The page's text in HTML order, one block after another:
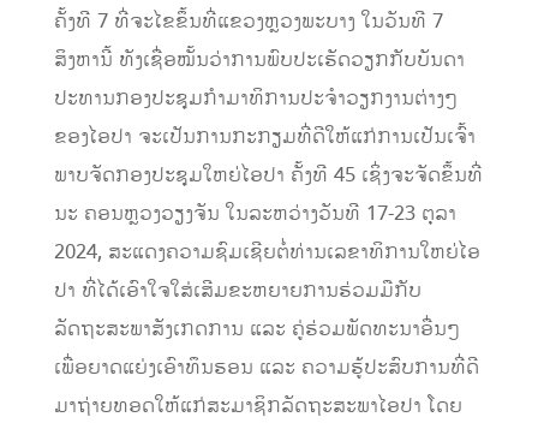
ຄັ້ງທີ 7 ທີ່ຈະໄຂຂຶ້ນທີ່ແຂວງຫຼວງພະບາງ ໃນວັນທີ 7
ສິງຫານີ້ ທັງເຊື່ອໝັ້ນວ່າການພົບປະເຮັດວຽກກັບບັນດາ
ປະທານກອງປະຊຸມກຳມາທິການປະຈຳວຽກງານຕ່າງໆ
ຂອງໄອປາ ຈະເປັນການກະກຽມທີ່ດີໃຫ້ແກ່ການເປັນເຈົ້າ
ພາບຈັດກອງປະຊຸມໃຫຍ່ໄອປາ ຄັ້ງທີ 45 ເຊິ່ງຈະຈັດຂຶ້ນທີ່
ນະ ຄອນຫຼວງວຽງຈັນ ໃນລະຫວ່າງວັນທີ 17-23 ຕຸລາ
2024, ສະແດງຄວາມຊົມເຊີຍຕໍ່ທ່ານເລຂາທິການໃຫຍ່ໄອ
ປາ ທີ່ໄດ້ເອົາໃຈໃສ່ເສີມຂະຫຍາຍການຮ່ວມມືກັບ
ລັດຖະສະພາສັງເກດການ ແລະ ຄູ່ຮ່ວມພັດທະນາອື່ນໆ
ເພື່ອຍາດແຍ່ງເອົາທຶນຮອນ ແລະ ຄວາມຮູ້ປະສົບການທີ່ດີ
ມາຖ່າຍທອດໃຫ້ແກ່ສະມາຊິກລັດຖະສະພາໄອປາ ໂດຍ